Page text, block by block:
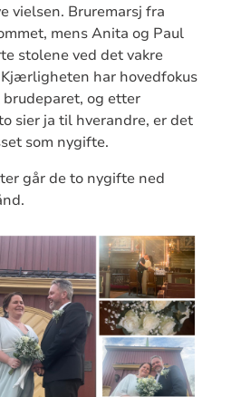
vielsen. Bruremarsj fra
mens Anita og Paul
stolene ved det vakre
har hovedfokus
og etter
sier ja til hverandre, er det
som nygifte.
går de to nygifte ned